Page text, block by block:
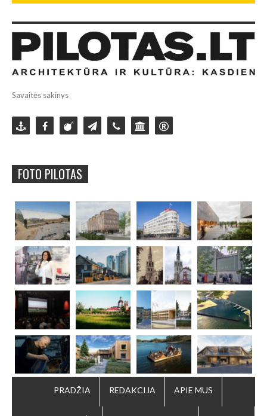
Savaitės sakinys
FOTO PILOTAS
PRADŽIA REDAKCIJA APIE MUS